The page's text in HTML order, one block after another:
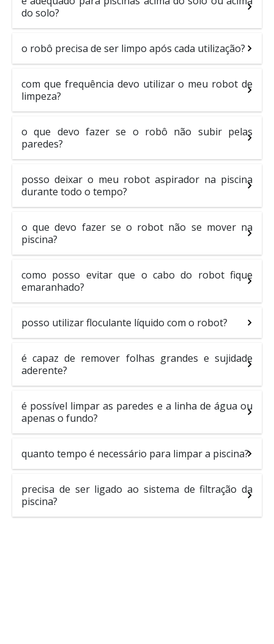
do solo?
o robô precisa de ser limpo após cada utilização?
com que frequência devo utilizar o meu robot de
limpeza?
o que devo fazer se o robô não subir pelas
paredes?
posso deixar o meu robot aspirador na piscina
durante todo o tempo?
o que devo fazer se o robot não se mover na
piscina?
como posso evitar que o cabo do robot fique
emaranhado?
posso utilizar floculante líquido com o robot?
é capaz de remover folhas grandes e sujidade
aderente?
é possível limpar as paredes e a linha de água ou
apenas o fundo?
quanto tempo é necessário para limpar a piscina?
precisa de ser ligado ao sistema de filtração da
piscina?